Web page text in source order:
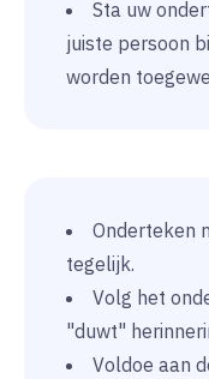
Sta uw
juiste persoon
worden
Onderteken
tegelijk.
Volg het
"duwt"
Voldoe aan